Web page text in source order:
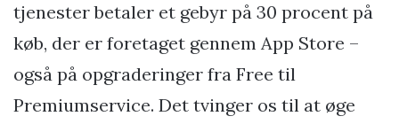
tjenester betaler et gebyr på 30 procent på
køb, der er foretaget gennem App Store –
også på opgraderinger fra Free til
Premiumservice. Det tvinger os til at øge